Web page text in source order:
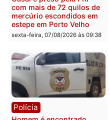
2 MILHÕES – Unnesa
apresenta documentos
que comprovam
transparência e legalidade
sexta-feira, 07/08/2026 às 12:24